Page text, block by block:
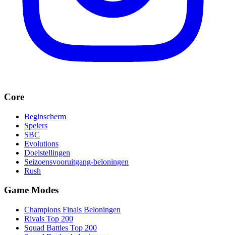
Core
Beginscherm
Spelers
SBC
Evolutions
Doelstellingen
Seizoensvooruitgang-beloningen
Rush
Game Modes
Champions Finals Beloningen
Rivals Top 200
Squad Battles Top 200